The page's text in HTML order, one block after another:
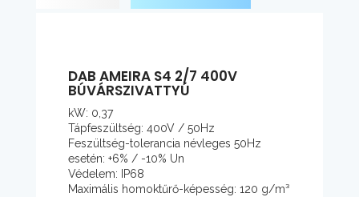
DAB AMEIRA S4 2/7 400V
BÚVÁRSZIVATTYÚ
kW: 0,37
Tápfeszültség: 400V / 50Hz
Feszültség-tolerancia névleges 50Hz
esetén: +6% / -10% Un
Védelem: IP68
Maximális homoktűrő-képesség: 120 g/m³